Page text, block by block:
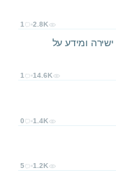
1 2.8K
ומידע על
1 14.6K
0 1.4K
5 1.2K